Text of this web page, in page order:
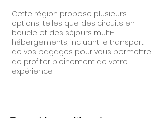
Cette région propose plusieurs
options, telles que des circuits en
boucle et des séjours multi-
hébergements, incluant le transport
de vos bagages pour vous permettre
de profiter pleinement de votre
expérience.